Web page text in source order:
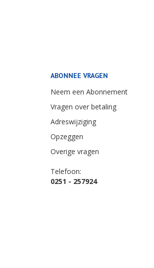
ABONNEE VRAGEN
Neem een Abonnement
Vragen over betaling
Adreswijziging
Opzeggen
Overige vragen
Telefoon:
0251 - 257924